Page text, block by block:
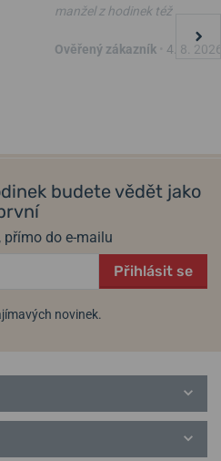
manžel z hodinek též
Ověřený zákazník 4. 8.
budete vědět jako
přímo do e-mailu
Přihlásit se
novinek.